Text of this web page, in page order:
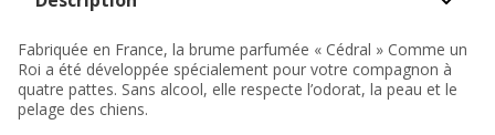
Fabriquée en France, la brume parfumée « Cédral » Comme un
Roi a été développée spécialement pour votre compagnon à
quatre pattes. Sans alcool, elle respecte l’odorat, la peau et le
pelage des chiens.